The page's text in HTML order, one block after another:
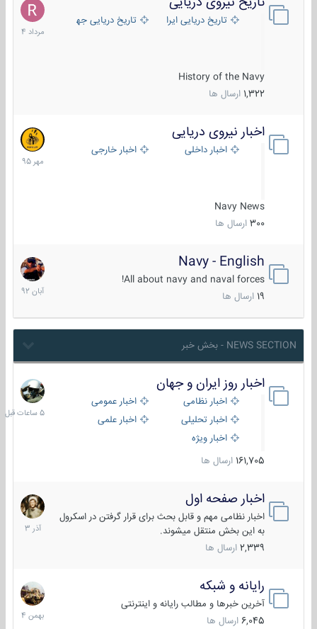
تاریخ دریایی ایران تاریخ دریایی جهان
History of the Navy
1,322 ارسال ها
16
مرداد
1404
اخبار نیروی دریایی
اخبار داخلی اخبار خارجی
Navy News
300 ارسال ها
27
مهر
1395
Navy - English
All about navy and naval forces!
ارسال ها
22
آبان
1392
NEWS SECTION - بخش خبر
اخبار روز ایران و جهان
اخبار نظامی
اخبار عمومی
اخبار تحلیلی
اخبار علمی
اخبار ویژه
161,705 ارسال ها
5
ساعات
قبل
اخبار صفحه اول
اخبار نظامی مهم و قابل بحث برای قرار گرفتن در اسکرول
به این بخش منتقل میشوند.
2,339 ارسال ها
7
آذر
1403
رایانه و شبکه
آخرین خبرها و مطالب رایانه و اینترنتی
6,045 ارسال ها
30
بهمن
1404